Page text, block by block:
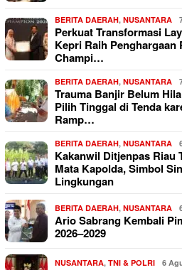
BERITA DAERAH, NUSANTARA
Perkuat Transformasi
Kepri Raih
Champi…
BERITA DAERAH, NUSANTARA
Trauma Banjir Belum
Pilih Tinggal di Tenda
Ramp…
BERITA DAERAH, NUSANTARA
Kakanwil Ditjenpas Riau
Mata Kapolda, Simbol
Lingkungan
BERITA DAERAH, NUSANTARA
Ario Sabrang Kembali
2026–2029
NUSANTARA, TNI & POLRI 6